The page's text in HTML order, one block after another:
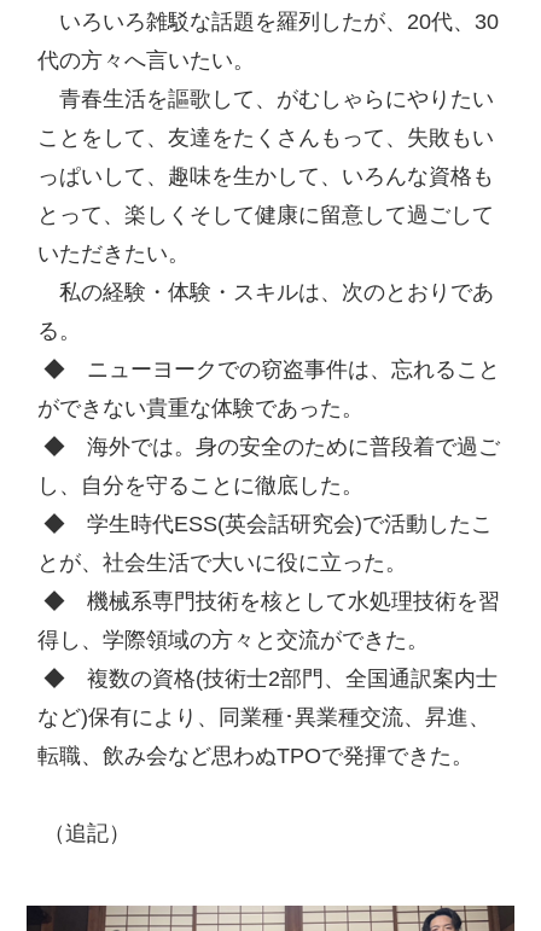
いろいろ雑駁な話題を羅列したが、20代、30
代の方々へ言いたい。
青春生活を謳歌して、がむしゃらにやりたい
ことをして、友達をたくさんもって、失敗もい
っぱいして、趣味を生かして、いろんな資格も
とって、楽しくそして健康に留意して過ごして
いただきたい。
私の経験・体験・スキルは、次のとおりであ
る。
◆　ニューヨークでの窃盗事件は、忘れること
ができない貴重な体験であった。
◆　海外では。身の安全のために普段着で過ご
し、自分を守ることに徹底した。
◆　学生時代ESS(英会話研究会)で活動したこ
とが、社会生活で大いに役に立った。
◆　機械系専門技術を核として水処理技術を習
得し、学際領域の方々と交流ができた。
◆　複数の資格(技術士2部門、全国通訳案内士
など)保有により、同業種･異業種交流、昇進、
転職、飲み会など思わぬTPOで発揮できた。
（追記）